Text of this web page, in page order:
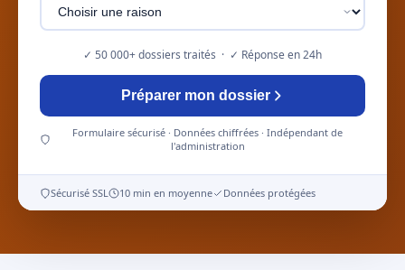
✓ 50 000+ dossiers traités · ✓ Réponse en 24h
Préparer mon dossier
Formulaire sécurisé · Données chiffrées · Indépendant de
l'administration
Sécurisé SSL 10 min en moyenne Données protégées